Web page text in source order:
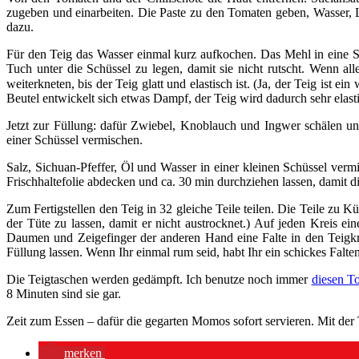
zugeben und einarbeiten. Die Paste zu den Tomaten geben,
dazu.
Für den Teig das Wasser einmal kurz aufkochen. Das Mehl in eine
Tuch unter die Schüssel zu legen, damit sie nicht rutscht. Wenn
weiterkneten, bis der Teig glatt und elastisch ist. (Ja, der Teig ist
Beutel entwickelt sich etwas Dampf, der Teig wird dadurch sehr
Jetzt zur Füllung: dafür Zwiebel, Knoblauch und Ingwer schälen
einer Schüssel vermischen.
Salz, Sichuan-Pfeffer, Öl und Wasser in einer kleinen Schüssel
Frischhaltefolie abdecken und ca. 30 min durchziehen lassen, damit
Zum Fertigstellen den Teig in 32 gleiche Teile teilen. Die Teile zu
der Tüte zu lassen, damit er nicht austrocknet.) Auf jeden Kreis
Daumen und Zeigefinger der anderen Hand eine Falte in den
Füllung lassen. Wenn Ihr einmal rum seid, habt Ihr ein schickes
Die Teigtaschen werden gedämpft. Ich benutze noch immer diesen
8 Minuten sind sie gar.
Zeit zum Essen – dafür die gegarten Momos sofort servieren. Mit der
merken